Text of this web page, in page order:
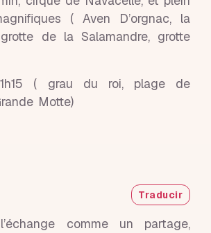
( Aven D’orgnac, la
de la Salamandre, grotte
( grau du roi, plage de
Motte)
Traducir
comme un partage,